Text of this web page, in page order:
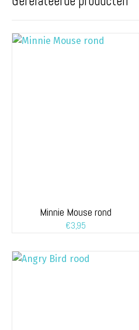
Minnie Mouse rond
€3,95